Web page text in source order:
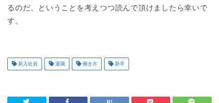
るのだ、ということを考えつつ読んで頂けましたら幸いで
す。
新入社員 退職 働き方 新卒